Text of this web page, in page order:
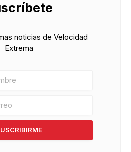
noticias de Velocidad
Extrema